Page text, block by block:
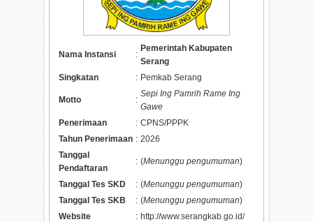
Nama Instansi :
Pemerintah Kabupaten
Serang
Singkatan
: Pemkab Serang
Motto :
Sepi Ing Pamrih Rame Ing
Gawe
Penerimaan
: CPNS/PPPK
Tahun Penerimaan : 2026
Tanggal
Pendaftaran
: (Menunggu pengumuman)
Tanggal Tes SKD : (Menunggu pengumuman)
Tanggal Tes SKB
: (Menunggu pengumuman)
Website
: http://www.serangkab.go.id/